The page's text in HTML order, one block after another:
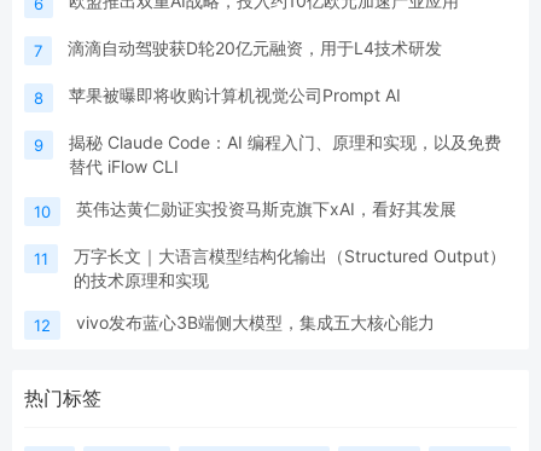
7 滴滴自动驾驶获D轮20亿元融资，用于L4技术研发
8 苹果被曝即将收购计算机视觉公司Prompt AI
9
揭秘 Claude Code：AI 编程入门、原理和实现，以及免费
替代 iFlow CLI
10 英伟达黄仁勋证实投资马斯克旗下xAI，看好其发展
11
万字长文｜大语言模型结构化输出（Structured Output）
的技术原理和实现
12 vivo发布蓝心3B端侧大模型，集成五大核心能力
热门标签